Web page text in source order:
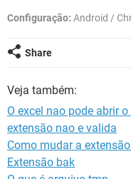
Configuração: Android /
Share
Veja também:
O excel nao pode abrir
extensão nao e valida
Como mudar a
Extensão bak